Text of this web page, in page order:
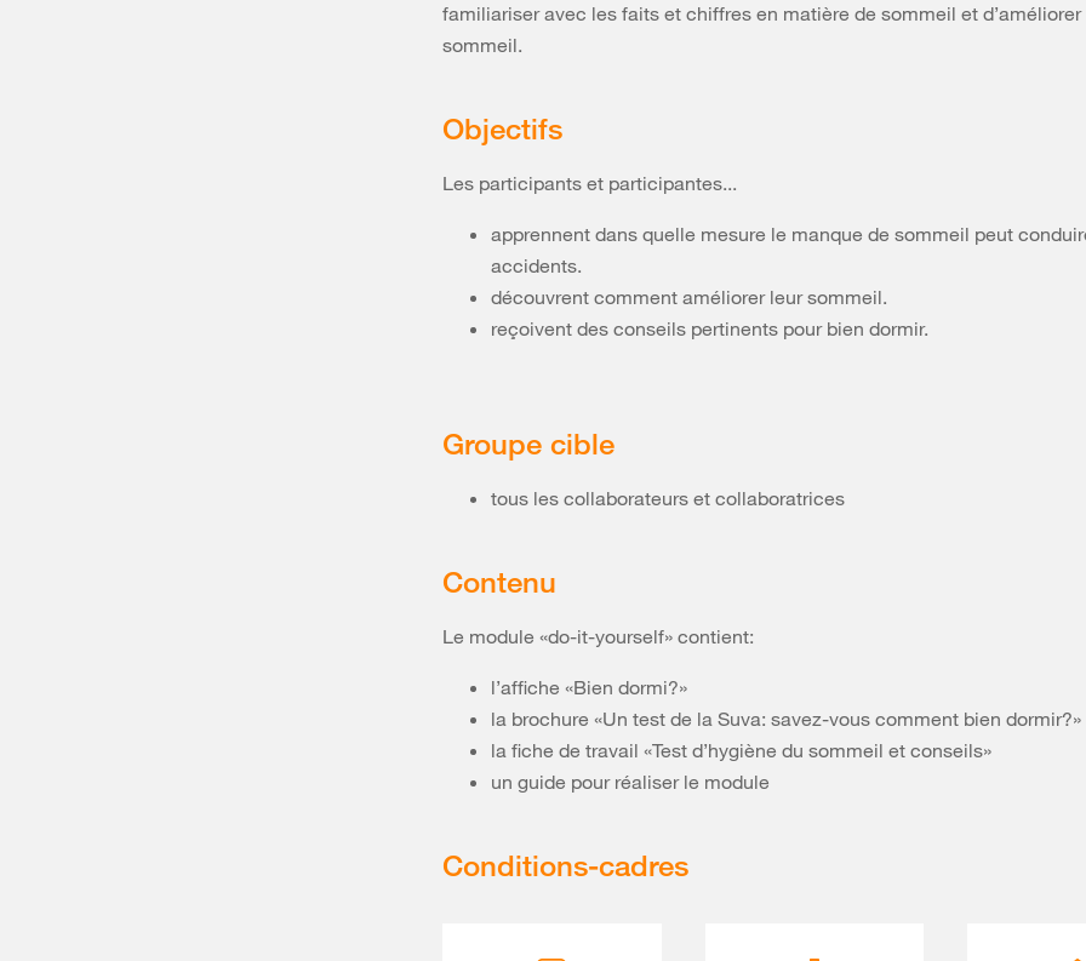
familiariser avec les faits et chiffres en matière de sommeil et d’améliorer
sommeil.
Objectifs
Les participants et participantes...
apprennent dans quelle mesure le manque de sommeil peut
accidents.
découvrent comment améliorer leur sommeil.
reçoivent des conseils pertinents pour bien dormir.
Groupe cible
tous les collaborateurs et collaboratrices
Contenu
Le module «do-it-yourself» contient:
l’affiche «Bien dormi?»
la brochure «Un test de la Suva: savez-vous comment bien dormir?»
la fiche de travail «Test d’hygiène du sommeil et conseils»
un guide pour réaliser le module
Conditions-cadres